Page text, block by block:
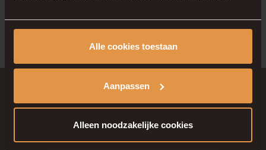
Alle cookies toestaan
Aanpassen
Alleen noodzakelijke cookies